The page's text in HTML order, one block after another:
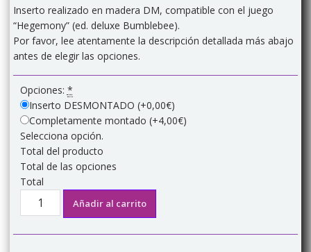
Inserto realizado en madera DM, compatible con el juego
“Hegemony” (ed. deluxe Bumblebee).
Por favor, lee atentamente la descripción detallada más abajo
antes de elegir las opciones.
Opciones: *
Inserto DESMONTADO (+0,00€)
Completamente montado (+4,00€)
Selecciona opción.
Total del producto
Total de las opciones
Total
Inserto
Añadir al carrito